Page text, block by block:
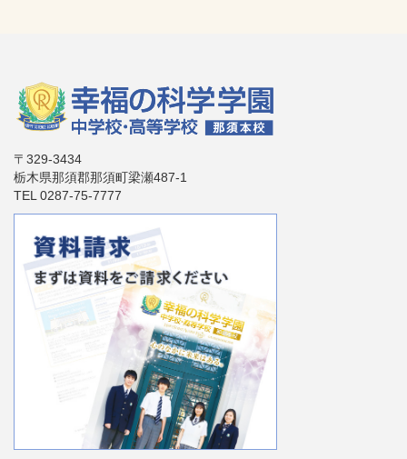
〒329-3434
栃木県那須郡那須町梁瀬487-1
TEL 0287-75-7777